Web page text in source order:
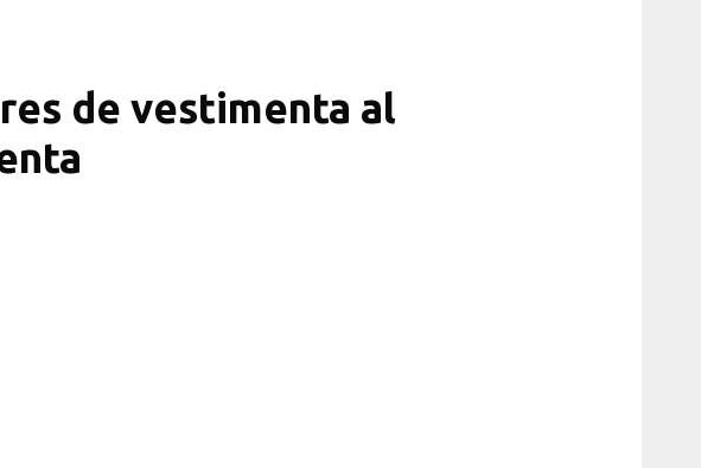
de vestimenta al